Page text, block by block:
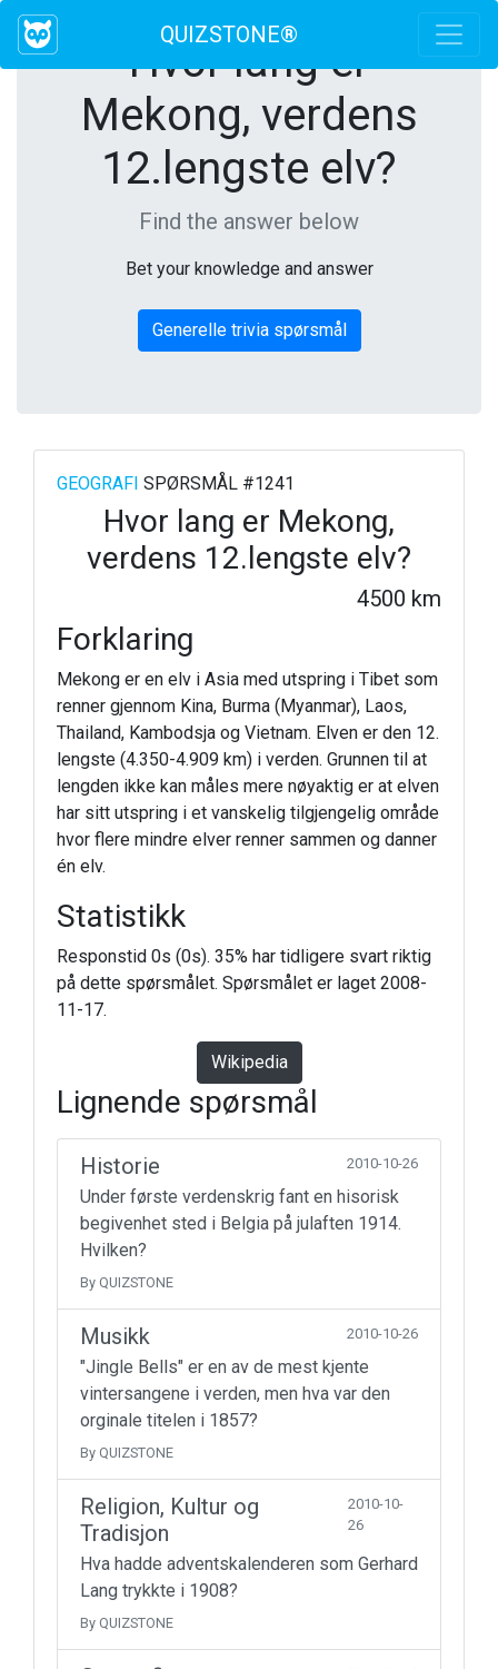
QUIZSTONE®
Hvor lang er
Mekong, verdens
12.lengste elv?
Find the answer below
Bet your knowledge and answer
Generelle trivia spørsmål
GEOGRAFI SPØRSMÅL #1241
Hvor lang er Mekong,
verdens 12.lengste elv?
4500 km
Forklaring
Mekong er en elv i Asia med utspring i Tibet som
renner gjennom Kina, Burma (Myanmar), Laos,
Thailand, Kambodsja og Vietnam. Elven er den 12.
lengste (4.350-4.909 km) i verden. Grunnen til at
lengden ikke kan måles mere nøyaktig er at elven
har sitt utspring i et vanskelig tilgjengelig område
hvor flere mindre elver renner sammen og danner
én elv.
Statistikk
Responstid 0s (0s). 35% har tidligere svart riktig
på dette spørsmålet. Spørsmålet er laget 2008-
11-17.
Wikipedia
Lignende spørsmål
Historie 2010-10-26
Under første verdenskrig fant en hisorisk
begivenhet sted i Belgia på julaften 1914.
Hvilken?
By QUIZSTONE
Musikk 2010-10-26
"Jingle Bells" er en av de mest kjente
vintersangene i verden, men hva var den
orginale titelen i 1857?
By QUIZSTONE
Religion, Kultur og
Tradisjon
2010-10-
26
Hva hadde adventskalenderen som Gerhard
Lang trykkte i 1908?
By QUIZSTONE